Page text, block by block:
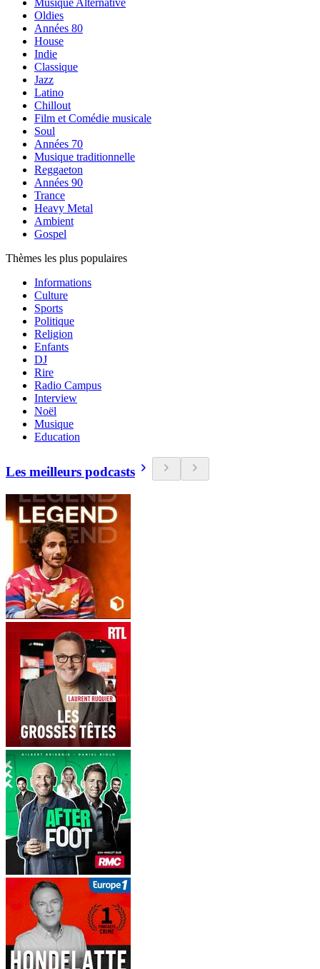
Musique Alternative
Oldies
Années 80
House
Indie
Classique
Jazz
Latino
Chillout
Film et Comédie musicale
Soul
Années 70
Musique traditionnelle
Reggaeton
Années 90
Trance
Heavy Metal
Ambient
Gospel
Thèmes les plus populaires
Informations
Culture
Sports
Politique
Religion
Enfants
DJ
Rire
Radio Campus
Interview
Noël
Musique
Education
Les meilleurs podcasts